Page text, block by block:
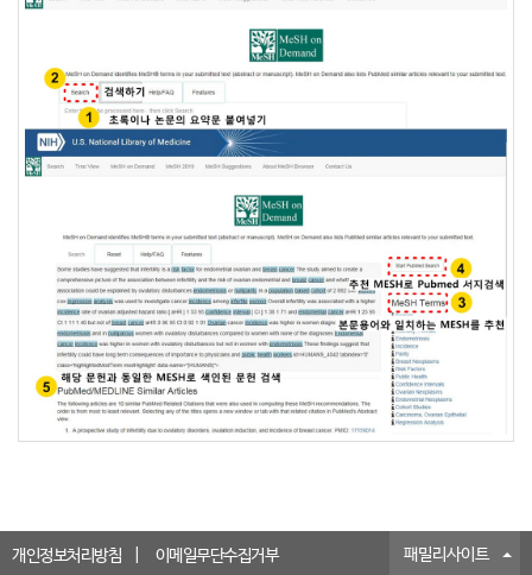
개인정보처리방침 이메일무단수집거부 패밀리사이트